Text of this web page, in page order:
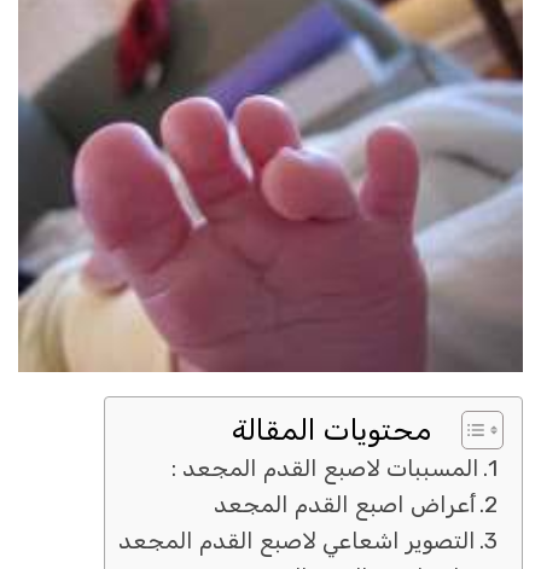
محتويات المقالة
المسببات لاصبع القدم المجعد :
أعراض اصبع القدم المجعد
التصوير اشعاعي لاصبع القدم المجعد